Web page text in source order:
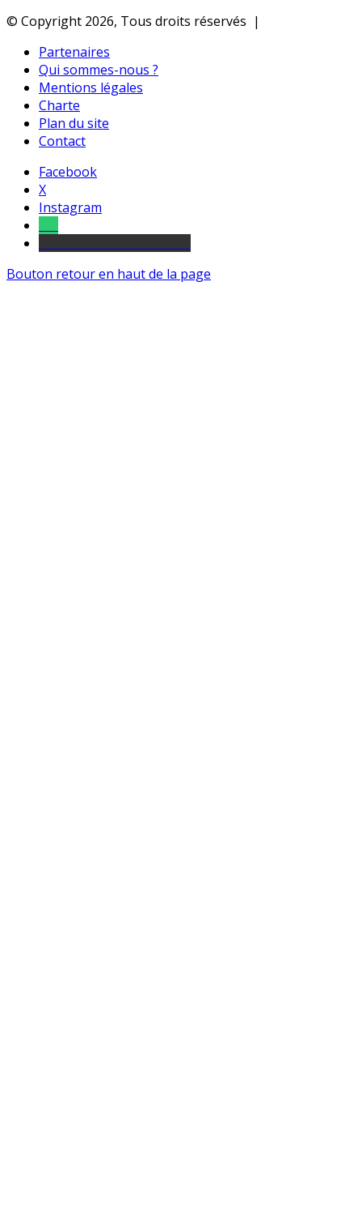
© Copyright 2026, Tous droits réservés |
Partenaires
Qui sommes-nous ?
Mentions légales
Charte
Plan du site
Contact
Facebook
X
Instagram
Bouton retour en haut de la page